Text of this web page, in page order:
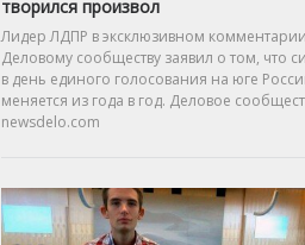
творился произвол
Лидер ЛДПР в эксклюзивном комментарии
Деловому сообществу заявил о том, что
в день единого голосования на юге
меняется из года в год. Деловое
newsdelo.com